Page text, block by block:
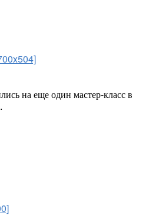
на еще один мастер-класс в